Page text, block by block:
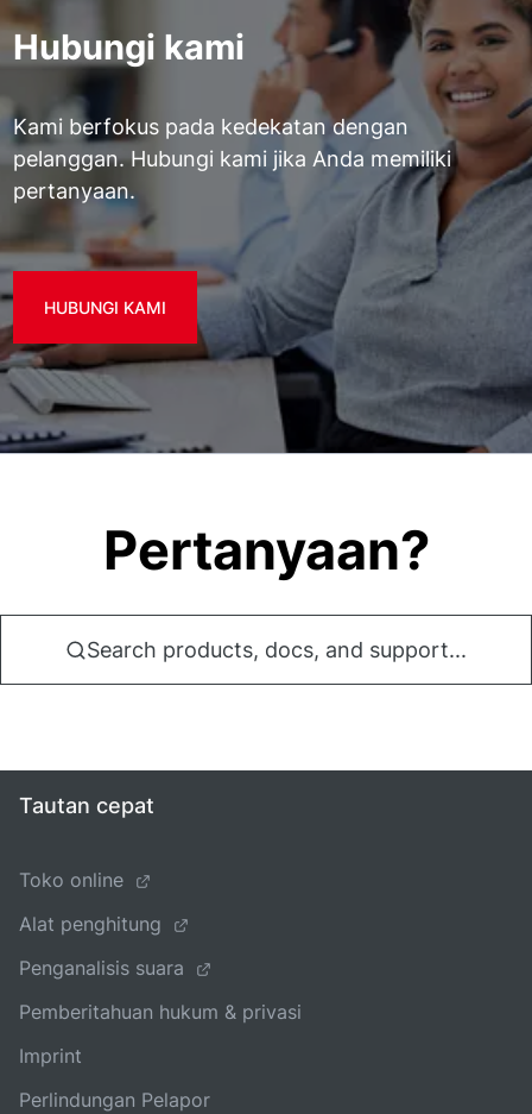
Hubungi kami
Kami berfokus pada kedekatan dengan
pelanggan. Hubungi kami jika Anda memiliki
pertanyaan.
HUBUNGI KAMI
Pertanyaan?
Search products, docs, and support...
Tautan cepat
Toko online
Alat penghitung
Penganalisis suara
Pemberitahuan hukum & privasi
Imprint
Perlindungan Pelapor